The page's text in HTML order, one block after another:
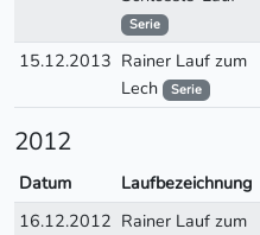
Serie
15.12.2013 Rainer Lauf zum
Lech
Serie
2012
Datum Laufbezeichnung
16.12.2012 Rainer Lauf zum